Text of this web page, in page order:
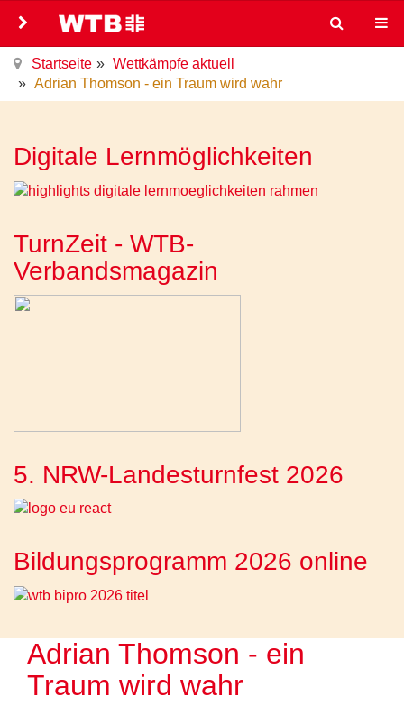
Startseite
Wettkämpfe aktuell
Adrian Thomson - ein Traum wird wahr
Digitale Lernmöglichkeiten
TurnZeit - WTB-
Verbandsmagazin
5. NRW-Landesturnfest 2026
Bildungsprogramm 2026 online
Adrian Thomson - ein
Traum wird wahr